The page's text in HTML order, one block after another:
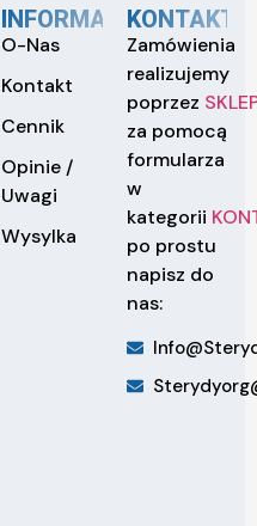
INFORMACJE
O-Nas
Kontakt
Cennik
Opinie /
Uwagi
Wysylka
KONTAKT
Zamówienia
realizujemy
poprzez
za pomocą
formularza
w
kategorii
po prostu
napisz do
nas: